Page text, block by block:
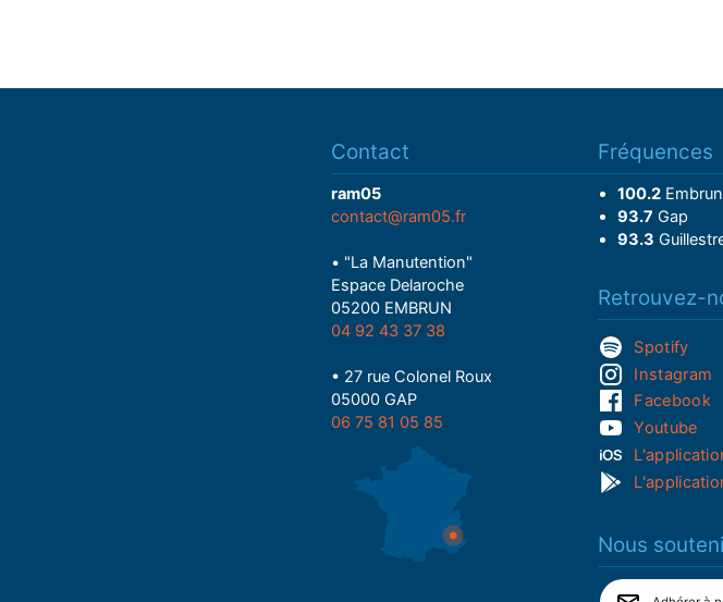
Contact
ram05
contact@ram05.fr
• "La Manutention"
Espace Delaroche
05200 EMBRUN
04 92 43 37 38
• 27 rue Colonel Roux
05000 GAP
06 75 81 05 85
Fréquences
100.2Embrun
93.7 Gap
93.3
Retrouvez-
Spotify
Instagram
Facebook
Youtube
Nous